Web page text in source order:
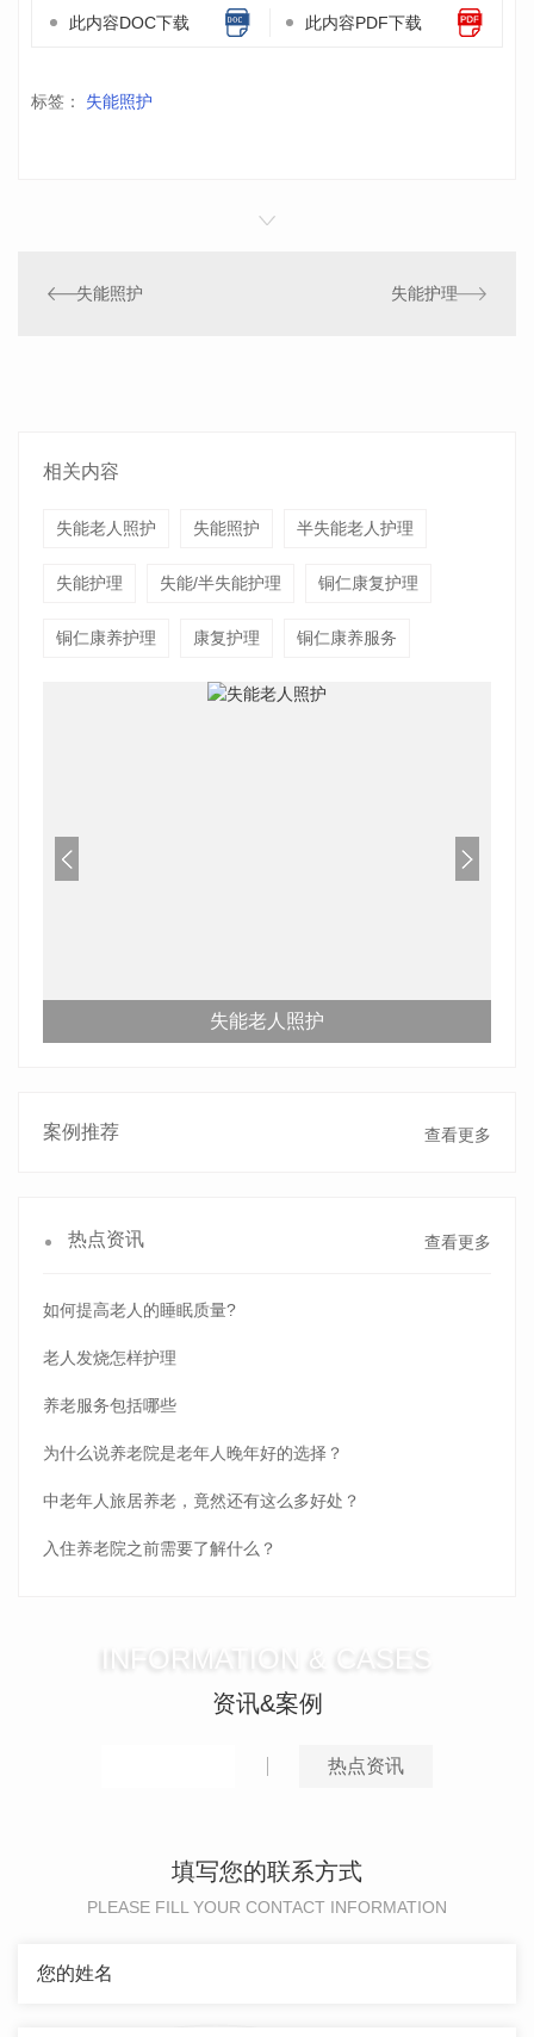
此内容DOC下载 此内容PDF下载
标签： 失能照护
失能照护 失能护理
相关内容
失能老人照护 失能照护 半失能老人护理
失能护理 失能/半失能护理 铜仁康复护理
铜仁康养护理 康复护理 铜仁康养服务
失能老人照护
案例推荐 查看更多
热点资讯 查看更多
如何提高老人的睡眠质量?
老人发烧怎样护理
养老服务包括哪些
为什么说养老院是老年人晚年好的选择？
中老年人旅居养老，竟然还有这么多好处？
入住养老院之前需要了解什么？
INFORMATION & CASES
资讯&案例
热点资讯
填写您的联系方式
PLEASE FILL YOUR CONTACT INFORMATION